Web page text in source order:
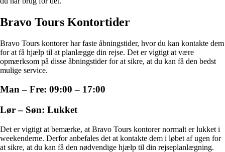
Bravo Tours Kontortider
Bravo Tours kontorer har faste åbningstider, hvor du kan kontakte dem
for at få hjælp til at planlægge din rejse. Det er vigtigt at være
opmærksom på disse åbningstider for at sikre, at du kan få den bedst
mulige service.
Man – Fre: 09:00 – 17:00
Lør – Søn: Lukket
Det er vigtigt at bemærke, at Bravo Tours kontorer normalt er lukket i
weekenderne. Derfor anbefales det at kontakte dem i løbet af ugen for
at sikre, at du kan få den nødvendige hjælp til din rejseplanlægning.